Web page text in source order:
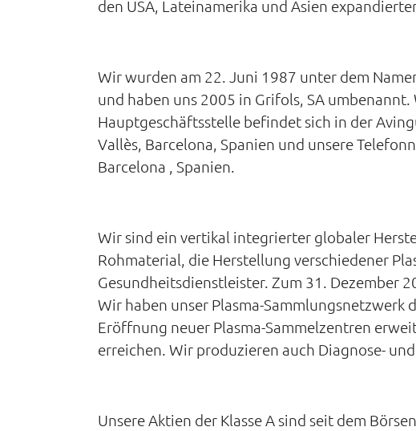
den USA, Lateinamerika und Asien
Wir wurden am 22. Juni 1987 unter dem
und haben uns 2005 in Grifols, SA
Hauptgeschäftsstelle befindet sich in der
Vallès, Barcelona, ​​Spanien und unsere
Barcelona , Spanien.
Wir sind ein vertikal integrierter globaler
Rohmaterial, die Herstellung verschiedener
Gesundheitsdienstleister. Zum 31. Dezember
Wir haben unser Plasma-
Eröffnung neuer Plasma-Sammelzentren
erreichen. Wir produzieren auch Diagnose-
Unsere Aktien der Klasse A sind seit dem